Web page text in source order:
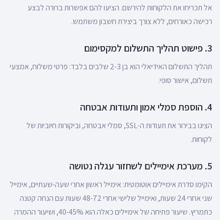
אל תכריחו את הלקוחות להירשם. הציעו להם אפשרות ברורה לבצע
רכישה כאורחים, ללא צורך ביצירת חשבון משתמש.
3. פישוט תהליך התשלום למקסימום
תהליך התשלום האידיאלי הוא בן 2-3 שלבים בלבד: פרטי משלוח, אמצעי
תשלום, אישור סופי.
4. הוספת סמלי אמון ותעודות אבטחה
הציגו בבירור את תעודות ה-SSL, סמלי אבטחה, וביקורות חיוביות של
לקוחות.
5. מערכת אימיילים לשחזור עגלה נטושה
הקימו סדרת אימיילים אוטומטית: אימייל ראשון אחרי שעה-שעתיים, אימייל
שני אחרי 24 שעות, ואימייל שלישי אחרי 48-72 שעות עם הנחה קטנה
כתמריץ. שיעור פתיחה של אימיילים כאלה הוא 40-45%, ושיעור ההמרה